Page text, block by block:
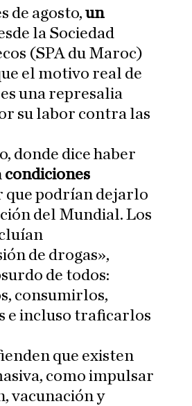
de agosto, un
la Sociedad
(SPA du Maroc)
el motivo real de
una represalia
su labor contra las
donde dice haber
condiciones
que podrían dejarlo
del Mundial. Los
de drogas»,
de todos:
consumirlos,
e incluso traficarlos
que existen
como impulsar
vacunación y